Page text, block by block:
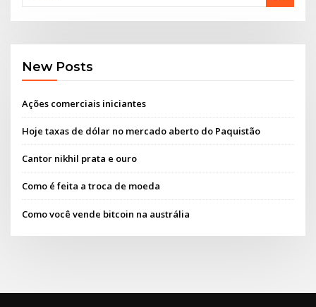
New Posts
Ações comerciais iniciantes
Hoje taxas de dólar no mercado aberto do Paquistão
Cantor nikhil prata e ouro
Como é feita a troca de moeda
Como você vende bitcoin na austrália